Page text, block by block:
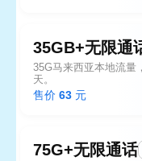
35GB+无限通
35G马来西亚本地流量
天。
售价 63 元
75G+无限通话